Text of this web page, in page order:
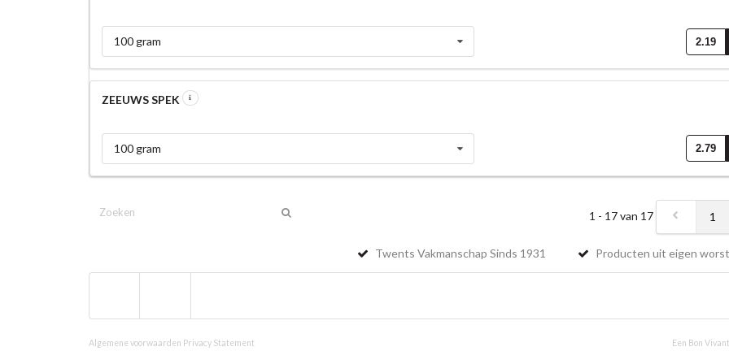
100 gram 2.19
ZEEUWS SPEK
100 gram 2.79
1 - 17 van 17 1
Twents Vakmanschap Sinds 1931 Producten uit eigen
Algemene voorwaarden Privacy Statement Een Bon